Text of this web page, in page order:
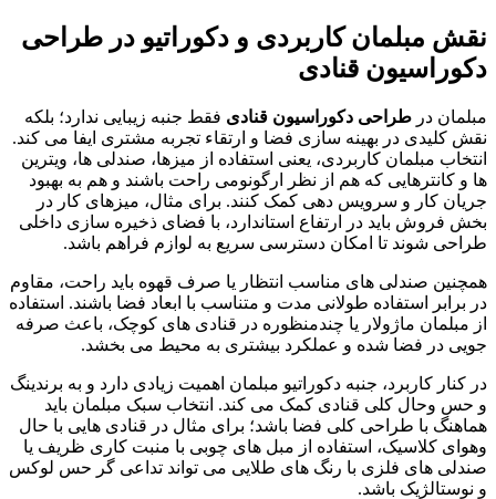
نقش مبلمان کاربردی و دکوراتیو در طراحی
دکوراسیون قنادی
مبلمان در طراحی دکوراسیون قنادی فقط جنبه زیبایی ندارد؛ بلکه
نقش کلیدی در بهینه سازی فضا و ارتقاء تجربه مشتری ایفا می کند.
انتخاب مبلمان کاربردی، یعنی استفاده از میزها، صندلی ها، ویترین
ها و کانترهایی که هم از نظر ارگونومی راحت باشند و هم به بهبود
جریان کار و سرویس دهی کمک کنند. برای مثال، میزهای کار در
بخش فروش باید در ارتفاع استاندارد، با فضای ذخیره سازی داخلی
طراحی شوند تا امکان دسترسی سریع به لوازم فراهم باشد.
همچنین صندلی های مناسب انتظار یا صرف قهوه باید راحت، مقاوم
در برابر استفاده طولانی مدت و متناسب با ابعاد فضا باشند. استفاده
از مبلمان ماژولار یا چندمنظوره در قنادی های کوچک، باعث صرفه
جویی در فضا شده و عملکرد بیشتری به محیط می بخشد.
در کنار کاربرد، جنبه دکوراتیو مبلمان اهمیت زیادی دارد و به برندینگ
و حس وحال کلی قنادی کمک می کند. انتخاب سبک مبلمان باید
هماهنگ با طراحی کلی فضا باشد؛ برای مثال در قنادی هایی با حال
وهوای کلاسیک، استفاده از مبل های چوبی با منبت کاری ظریف یا
صندلی های فلزی با رنگ های طلایی می تواند تداعی گر حس لوکس
و نوستالژیک باشد.